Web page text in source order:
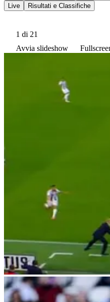
Live
Risultati e Classifiche
1 di 21
Avvia slideshow